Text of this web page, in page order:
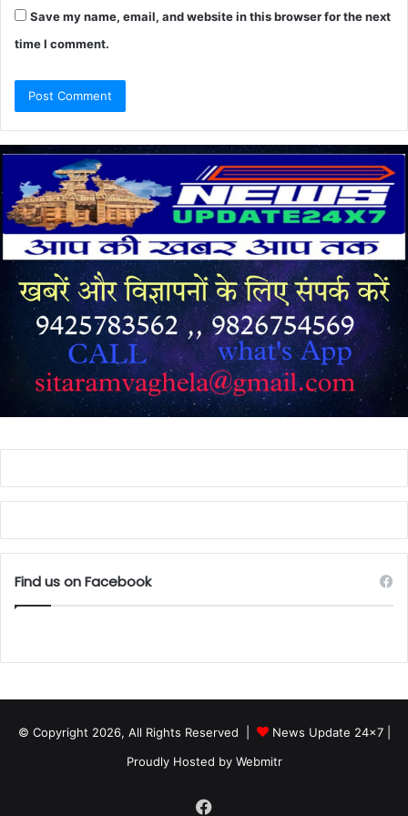
Save my name, email, and website in this browser for the next
time I comment.
Find us on Facebook
© Copyright 2026, All Rights Reserved | News Update 24x7|
Proudly Hosted by Webmitr
Facebook